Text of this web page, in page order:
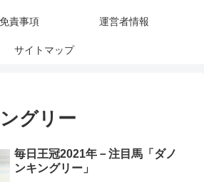
責事項 運営者情報
サイトマップ
グリー
毎日王冠2021年－注目馬「ダノ
ンキングリー」